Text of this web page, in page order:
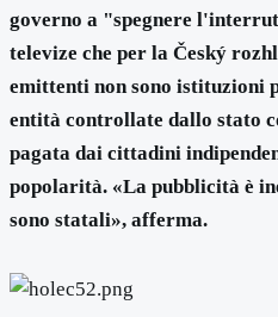
governo a "spegnere
televize che per la Český
emittenti non sono istituzioni
entità controllate dallo stato
pagata dai cittadini
popolarità. «La pubblicità è
sono statali», afferma.